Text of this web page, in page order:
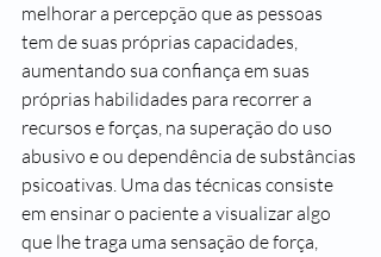
melhorar a percepção que as pessoas
tem de suas próprias capacidades,
aumentando sua confiança em suas
próprias habilidades para recorrer a
recursos e forças, na superação do uso
abusivo e ou dependência de substâncias
psicoativas. Uma das técnicas consiste
em ensinar o paciente a visualizar algo
que lhe traga uma sensação de força,